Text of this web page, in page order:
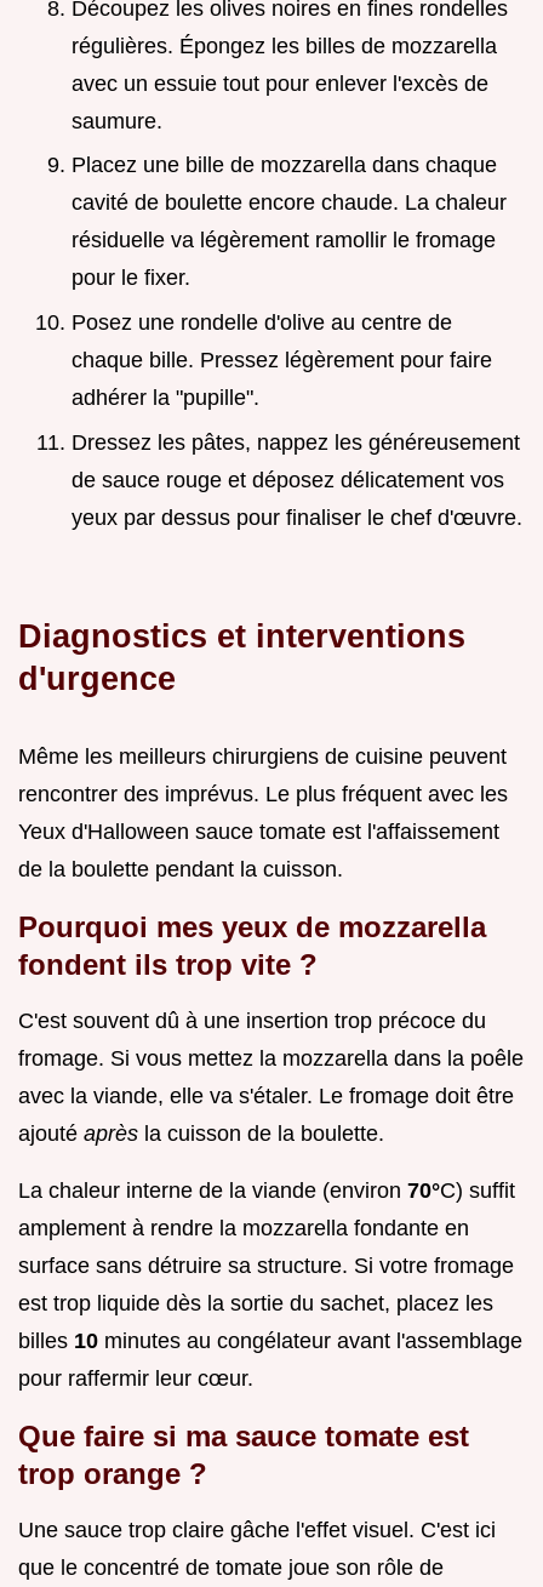
Découpez les olives noires en fines rondelles
régulières. Épongez les billes de mozzarella
avec un essuie tout pour enlever l'excès de
saumure.
Placez une bille de mozzarella dans chaque
cavité de boulette encore chaude. La chaleur
résiduelle va légèrement ramollir le fromage
pour le fixer.
Posez une rondelle d'olive au centre de
chaque bille. Pressez légèrement pour faire
adhérer la "pupille".
Dressez les pâtes, nappez les généreusement
de sauce rouge et déposez délicatement vos
yeux par dessus pour finaliser le chef d'œuvre.
Diagnostics et interventions
d'urgence
Même les meilleurs chirurgiens de cuisine peuvent
rencontrer des imprévus. Le plus fréquent avec les
Yeux d'Halloween sauce tomate est l'affaissement
de la boulette pendant la cuisson.
Pourquoi mes yeux de mozzarella
fondent ils trop vite ?
C'est souvent dû à une insertion trop précoce du
fromage. Si vous mettez la mozzarella dans la poêle
avec la viande, elle va s'étaler. Le fromage doit être
ajouté après la cuisson de la boulette.
La chaleur interne de la viande (environ 70°C) suffit
amplement à rendre la mozzarella fondante en
surface sans détruire sa structure. Si votre fromage
est trop liquide dès la sortie du sachet, placez les
billes 10 minutes au congélateur avant l'assemblage
pour raffermir leur cœur.
Que faire si ma sauce tomate est
trop orange ?
Une sauce trop claire gâche l'effet visuel. C'est ici
que le concentré de tomate joue son rôle de